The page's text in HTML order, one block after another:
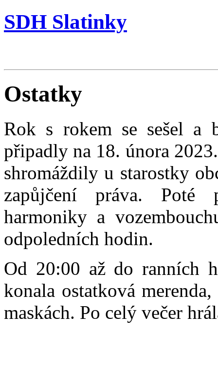
SDH Slatinky
Ostatky
Rok s rokem se sešel a
připadly na 18. února
shromáždily u starostky
zapůjčení práva. Poté
harmoniky a
odpoledních hodin.
Od 20:00 až do ranních
konala ostatková
maskách. Po celý večer